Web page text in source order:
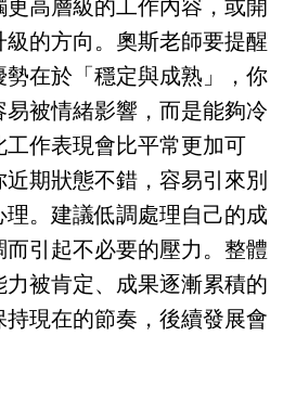
高層級的工作內容，或開
的方向。奧斯老師要提醒
勢在於「穩定與成熟」，你
被情緒影響，而是能夠冷
作表現會比平常更加可
期狀態不錯，容易引來別
理。建議低調處理自己的成
引起不必要的壓力。整體
力被肯定、成果逐漸累積的
持現在的節奏，後續發展會